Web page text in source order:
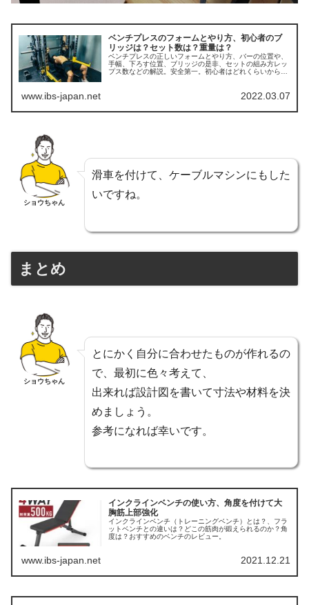
ベンチプレスのフォームとやり方、初心者のブ
リッジは？セット数は？重量は？
ベンチプレスの正しいフォームとやり方、バーの位置や、
手幅、下ろす位置、ブリッジの是非、セットの組み方レッ
プス数などの解説。安全第一。初心者はどれくらいから始
www.ibs-japan.net 2022.03.07
ショウちゃん
滑車を付けて、ケーブルマシンにもした
いですね。
まとめ
ショウちゃん
とにかく自分に合わせたものが作れるの
で、最初に色々考えて、
出来れば設計図を書いて寸法や材料を決
めましょう。
参考になれば幸いです。
インクラインベンチの使い方、角度を付けて大
胸筋上部強化
インクラインベンチ（トレーニングベンチ）とは？、フラ
ットベンチとの違いは？どこの筋肉が鍛えられるのか？角
度は？おすすめのベンチのレビュー。
www.ibs-japan.net 2021.12.21